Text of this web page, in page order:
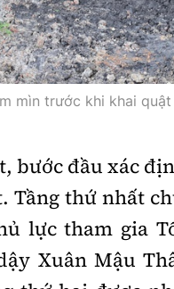
mìn trước khi khai
bước đầu xác
Tầng thứ nhất
lực tham gia
Xuân Mậu